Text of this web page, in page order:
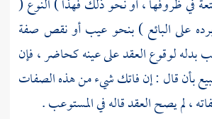
في ظروفها ، أو نحو ذلك فهذا ) النوع (
على البائع ) بنحو عيب أو نقص صفة
لوقوع العقد على عينه كحاضر ، فإن
بأن قال : إن فاتك شيء من هذه الصفات
، لم يصح العقد قاله في المستوعب .